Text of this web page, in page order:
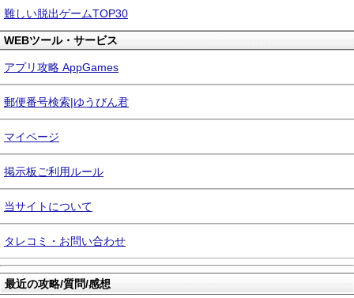
難しい脱出ゲームTOP30
WEBツール・サービス
アプリ攻略 AppGames
郵便番号検索|ゆうびん君
マイページ
掲示板ご利用ルール
当サイトについて
タレコミ・お問い合わせ
最近の攻略/質問/感想